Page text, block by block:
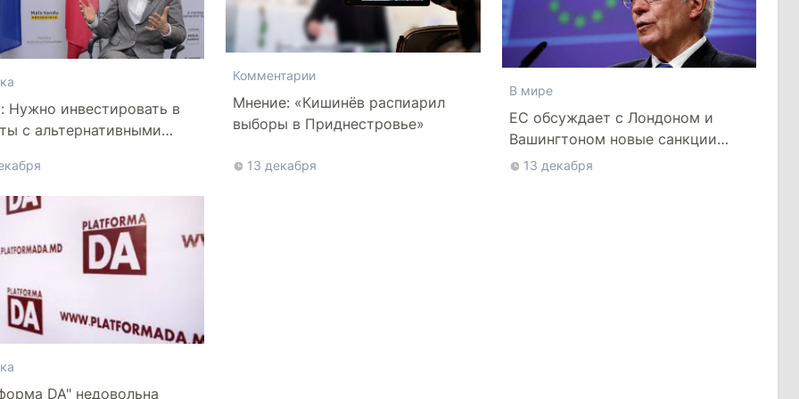
Нужно инвестировать в
с альтернативными
Комментарии
Мнение: «Кишинёв распиарил
выборы в Приднестровье»
13 декабря
В мире
ЕС обсуждает с Лондоном и
Вашингтоном новые санкции
против Москвы
13 декабря
DA" недовольна